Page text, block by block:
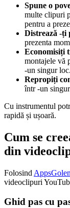
Spune o
multe clipuri
pentru a
Distrează -ți
prezenta
Economisiți
montajele vă
-un singur loc.
Repropiți
într -un
Cu instrumentul
rapidă și ușoară.
Cum se
din
Folosind
videoclipuri
Ghid pas cu